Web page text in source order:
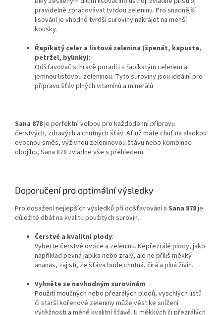
pravidelně zpracovávat tvrdou zeleninu. Pro snadnější
lisování je vhodné tvrdší suroviny nakrájet na menší
kousky.
Řapíkatý celer a listová zelenina (špenát, kapusta,
petržel, bylinky):
Odšťavovač si hravě poradí i s řapíkatým celerem a
jemnou listovou zeleninou. Tyto suroviny jsou ideální pro
přípravu šťáv plných vitamínů a minerálů.
Sana 878je perfektní volbou pro každodenní přípravu
čerstvých, zdravých a chutných šťáv. Ať už máte chuť na sladkou
ovocnou směs, výživnou zeleninovou šťávu nebo kombinaci
obojího, Sana 878 zvládne vše s přehledem.
Doporučení pro optimální výsledky
Pro dosažení nejlepších výsledků při odšťavování s Sana 878je
důležité dbát na kvalitu použitých surovin.
Čerstvé a kvalitní plody:
Vyberte čerstvé ovoce a zeleninu. Nepřezrálé plody, jako
například pevná jablka nebo zralý, ale ne příliš měkký
ananas, zajistí, že šťáva bude chutná, čirá a plná živin.
Vyhněte se nevhodným surovinám:
Použití moučných nebo přezrálých plodů, vyschlých listů
či starší kořenové zeleniny může vést ke snížení
výtěžnosti a méně kvalitní šťávě. U měkkých či přezrálých